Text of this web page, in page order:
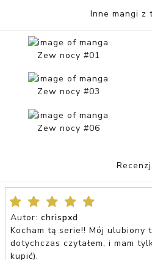
Inne mangi z
Zew nocy #01
Zew nocy #03
Zew nocy #06
Autor: chrispxd
Kocham tą serie!! Mój ulubiony
dotychczas czytałem, i mam
kupić).